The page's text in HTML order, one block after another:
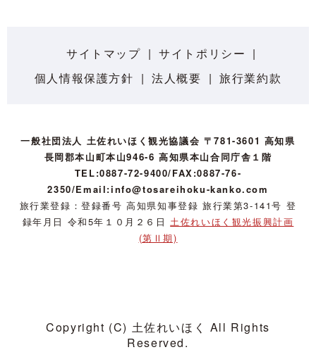
サイトマップ
サイトポリシー
個人情報保護方針
法人概要 旅行業約款
一般社団法人 土佐れいほく観光協議会 〒781-3601 高知県
長岡郡本山町本山946-6 高知県本山合同庁舎１階
TEL:0887-72-9400/FAX:0887-76-
2350/Email:info@tosareihoku-kanko.com
旅行業登録：登録番号 高知県知事登録 旅行業第3-141号 登
録年月日 令和5年１０月２６日 土佐れいほく観光振興計画
(第Ⅱ期)
Copyright (C) 土佐れいほく All Rights
Reserved.